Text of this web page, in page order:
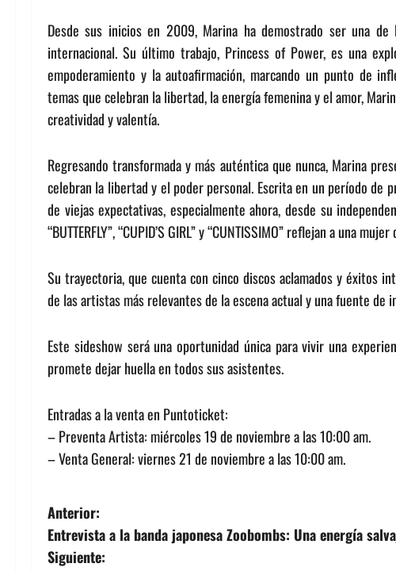
Desde sus inicios en 2009, Marina ha demostrado ser una
internacional. Su último trabajo, Princess of Power, es una
empoderamiento y la autoafirmación, marcando un punto de
temas que celebran la libertad, la energía femenina y el amor,
creatividad y valentía.
Regresando transformada y más auténtica que nunca, Marina
celebran la libertad y el poder personal. Escrita en un período de
de viejas expectativas, especialmente ahora, desde su
“BUTTERFLY”, “CUPID’S GIRL” y “CUNTISSIMO” reflejan a una
Su trayectoria, que cuenta con cinco discos aclamados y éxitos
de las artistas más relevantes de la escena actual y una fuente
Este sideshow será una oportunidad única para vivir una
promete dejar huella en todos sus asistentes.
Entradas a la venta en Puntoticket:
– Preventa Artista: miércoles 19 de noviembre a las 10:00 am.
– Venta General: viernes 21 de noviembre a las 10:00 am.
N
a
Anterior:
Entrevista a la banda japonesa Zoobombs: Una energía
Siguiente: